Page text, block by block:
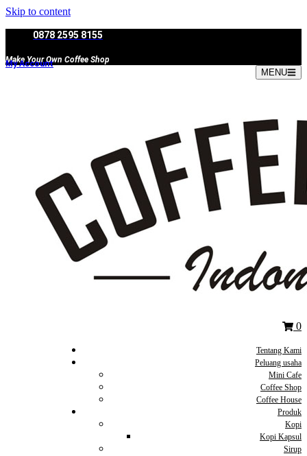
Skip to content
0878 2595 8155
Make Your Own Coffee Shop
My Account
MENU
0
Tentang Kami
Peluang usaha
Mini Cafe
Coffee Shop
Coffee House
Produk
Kopi
Kopi Kapsul
Sirup